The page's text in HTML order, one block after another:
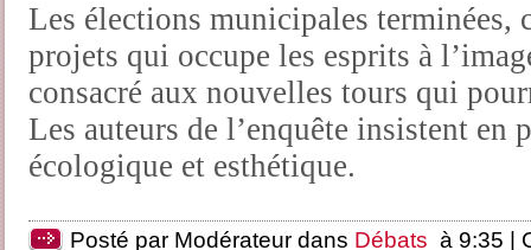
Les élections municipales terminées,
projets qui occupe les esprits à
consacré aux nouvelles tours qui
Les auteurs de l’enquête insistent
écologique et esthétique.
Posté par Modérateur dans Débats à 9:35 |